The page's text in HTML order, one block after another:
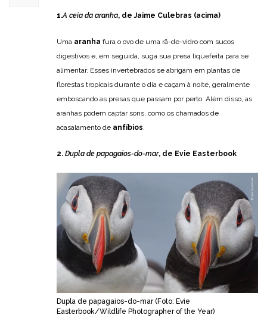
1.A ceia da aranha, de Jaime Culebras (acima)
Uma aranha fura o ovo de uma rã-de-vidro com sucos
digestivos e, em seguida, suga sua presa liquefeita para se
alimentar. Esses invertebrados se abrigam em plantas de
florestas tropicais durante o dia e caçam à noite, geralmente
emboscando as presas que passam por perto. Além disso, as
aranhas podem captar sons, como os chamados de
acasalamento de anfíbios
2. Dupla de papagaios-do-mar, de Evie Easterbook
Dupla de papagaios-do-mar (Foto: Evie
Easterbook/Wildlife Photographer of the Year)